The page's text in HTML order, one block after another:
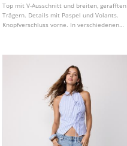
Top mit V-Ausschnitt und breiten, gerafften
Trägern. Details mit Paspel und Volants.
Knopfverschluss vorne. In verschiedenen